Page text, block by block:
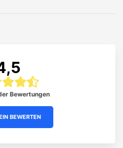
Bewertungen
BEWERTEN